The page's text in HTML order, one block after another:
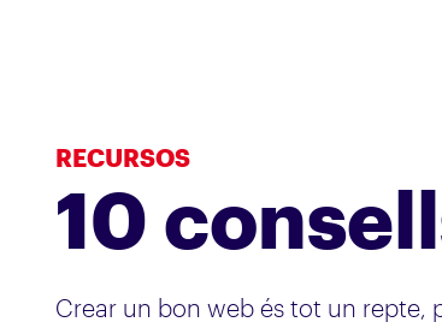
RECURSOS
10
Crear un bon web és tot un repte,